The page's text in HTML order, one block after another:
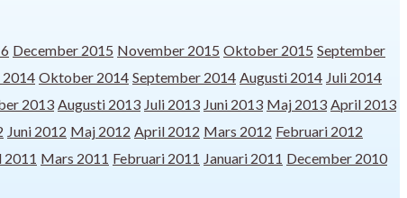
December 2015 November 2015 Oktober 2015 September
Oktober 2014 September 2014 Augusti 2014 Juli 2014
2013 Augusti 2013 Juli 2013 Juni 2013 Maj 2013 April 2013
Juni 2012 Maj 2012 April 2012 Mars 2012 Februari 2012
2011 Mars 2011 Februari 2011 Januari 2011 December 2010